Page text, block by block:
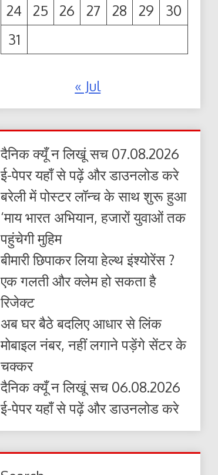
24
25 26 27 28 29
30
31
« Jul
दैनिक क्यूँ न लिखूं सच 07.08.2026
ई-पेपर यहाँ से पढ़ें और डाउनलोड करे
बरेली में पोस्टर लॉन्च के साथ शुरू हुआ
‘माय भारत अभियान, हजारों युवाओं तक
पहुंचेगी मुहिम
बीमारी छिपाकर लिया हेल्थ इंश्योरेंस ?
एक गलती और क्लेम हो सकता है
रिजेक्ट
अब घर बैठे बदलिए आधार से लिंक
मोबाइल नंबर, नहीं लगाने पड़ेंगे सेंटर के
चक्कर
दैनिक क्यूँ न लिखूं सच 06.08.2026
ई-पेपर यहाँ से पढ़ें और डाउनलोड करे